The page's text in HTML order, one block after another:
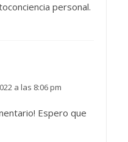
personal.
a las 8:06 pm
Espero que